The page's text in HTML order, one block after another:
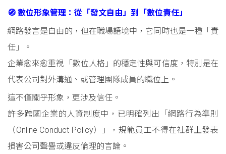
🧭 數位形象管理：從「發文自由」到「數位責任」
網路發言是自由的，但在職場語境中，它同時也是一種「責
任」。
企業愈來愈重視「數位人格」的穩定性與可信度，特別是在
代表公司對外溝通、或管理團隊成員的職位上。
這不僅關乎形象，更涉及信任。
許多跨國企業的人資制度中，已明確列出「網路行為準則
（Online Conduct Policy）」，規範員工不得在社群上發表
損害公司聲譽或違反倫理的言論。